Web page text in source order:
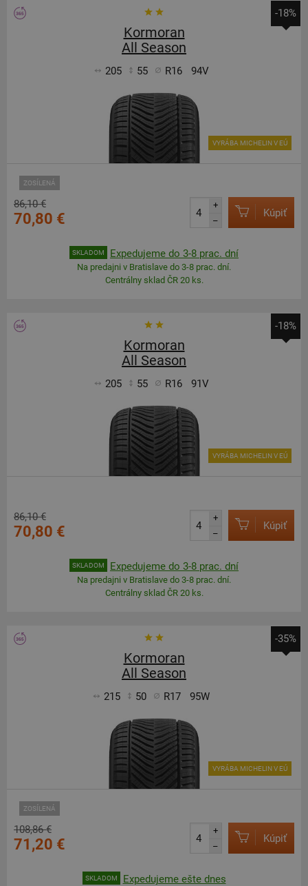
-18%
Kormoran
All Season
205 55 R16 94V
ZOSÍLENÁ
VYRÁBA MICHELIN V EÚ
86,10 €
70,80 €
+
–
Kúpiť
SKLADOM Expedujeme do 3-8 prac. dní
Na predajni v Bratislave do 3-8 prac. dní.
Centrálny sklad ČR 20 ks.
-18%
Kormoran
All Season
205 55 R16 91V
VYRÁBA MICHELIN V EÚ
86,10 €
70,80 €
+
–
Kúpiť
SKLADOM Expedujeme do 3-8 prac. dní
Na predajni v Bratislave do 3-8 prac. dní.
Centrálny sklad ČR 20 ks.
-35%
Kormoran
All Season
215 50 R17 95W
ZOSÍLENÁ
VYRÁBA MICHELIN V EÚ
108,86 €
71,20 €
+
–
Kúpiť
SKLADOM Expedujeme ešte dnes